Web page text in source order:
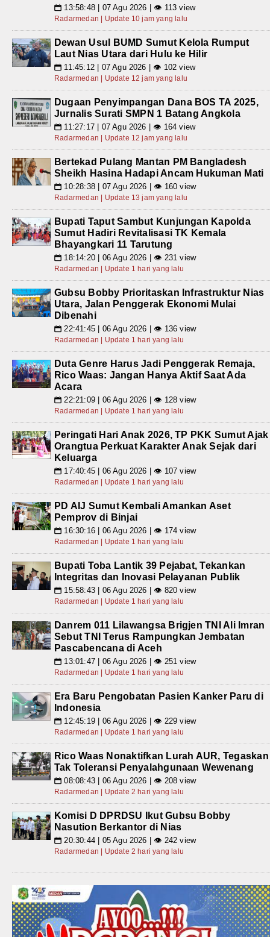
📅 13:58:48 | 07 Agu 2026 | 👁 113 view
Radarmedan | Update 10 jam yang lalu
Dewan Usul BUMD Sumut Kelola Rumput
Laut Nias Utara dari Hulu ke Hilir
📅 11:45:12 | 07 Agu 2026 | 👁 102 view
Radarmedan | Update 12 jam yang lalu
Dugaan Penyimpangan Dana BOS TA 2025,
Jurnalis Surati SMPN 1 Batang Angkola
📅 11:27:17 | 07 Agu 2026 | 👁 164 view
Radarmedan | Update 12 jam yang lalu
Bertekad Pulang Mantan PM Bangladesh
Sheikh Hasina Hadapi Ancam Hukuman Mati
📅 10:28:38 | 07 Agu 2026 | 👁 160 view
Radarmedan | Update 13 jam yang lalu
Bupati Taput Sambut Kunjungan Kapolda
Sumut Hadiri Revitalisasi TK Kemala
Bhayangkari 11 Tarutung
📅 18:14:20 | 06 Agu 2026 | 👁 231 view
Radarmedan | Update 1 hari yang lalu
Gubsu Bobby Prioritaskan Infrastruktur Nias
Utara, Jalan Penggerak Ekonomi Mulai
Dibenahi
📅 22:41:45 | 06 Agu 2026 | 👁 136 view
Radarmedan | Update 1 hari yang lalu
Duta Genre Harus Jadi Penggerak Remaja,
Rico Waas: Jangan Hanya Aktif Saat Ada
Acara
📅 22:21:09 | 06 Agu 2026 | 👁 128 view
Radarmedan | Update 1 hari yang lalu
Peringati Hari Anak 2026, TP PKK Sumut Ajak
Orangtua Perkuat Karakter Anak Sejak dari
Keluarga
📅 17:40:45 | 06 Agu 2026 | 👁 107 view
Radarmedan | Update 1 hari yang lalu
PD AIJ Sumut Kembali Amankan Aset
Pemprov di Binjai
📅 16:30:16 | 06 Agu 2026 | 👁 174 view
Radarmedan | Update 1 hari yang lalu
Bupati Toba Lantik 39 Pejabat, Tekankan
Integritas dan Inovasi Pelayanan Publik
📅 15:58:43 | 06 Agu 2026 | 👁 820 view
Radarmedan | Update 1 hari yang lalu
Danrem 011 Lilawangsa Brigjen TNI Ali Imran
Sebut TNI Terus Rampungkan Jembatan
Pascabencana di Aceh
📅 13:01:47 | 06 Agu 2026 | 👁 251 view
Radarmedan | Update 1 hari yang lalu
Era Baru Pengobatan Pasien Kanker Paru di
Indonesia
📅 12:45:19 | 06 Agu 2026 | 👁 229 view
Radarmedan | Update 1 hari yang lalu
Rico Waas Nonaktifkan Lurah AUR, Tegaskan
Tak Toleransi Penyalahgunaan Wewenang
📅 08:08:43 | 06 Agu 2026 | 👁 208 view
Radarmedan | Update 2 hari yang lalu
Komisi D DPRDSU Ikut Gubsu Bobby
Nasution Berkantor di Nias
📅 20:30:44 | 05 Agu 2026 | 👁 242 view
Radarmedan | Update 2 hari yang lalu